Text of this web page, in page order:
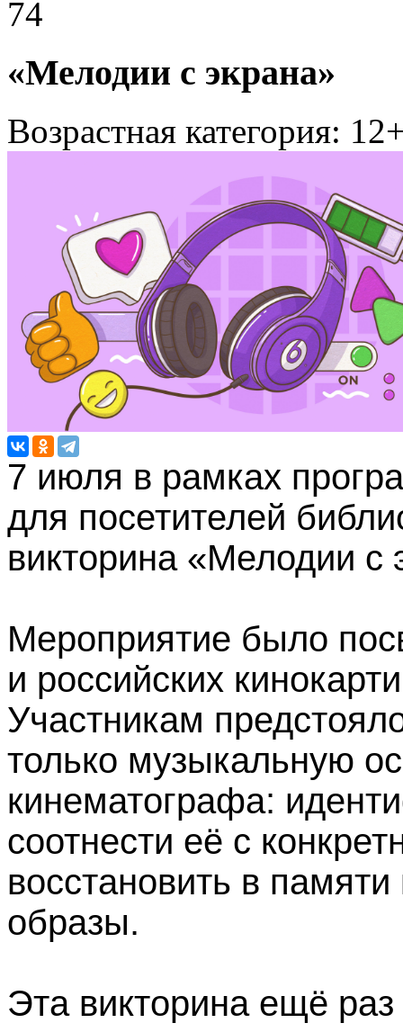
74
«Мелодии с экрана»
Возрастная категория:
7 июля в рамках
для посетителей
викторина «Мелодии с
Мероприятие было
и российских
Участникам
только музыкальную
кинематографа:
соотнести её с
восстановить в
образы.
Эта викторина ещё